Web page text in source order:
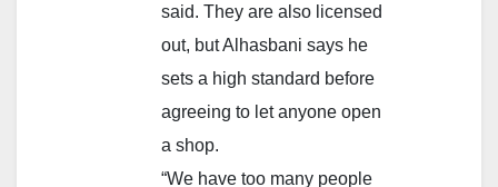
said. They are also licensed
out, but Alhasbani says he
sets a high standard before
agreeing to let anyone open
a shop.
“We have too many people